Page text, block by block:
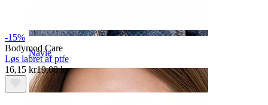
Navle
-15%
Bodymod Care
Løs labret af ptfe
16,15 kr19,00 kr